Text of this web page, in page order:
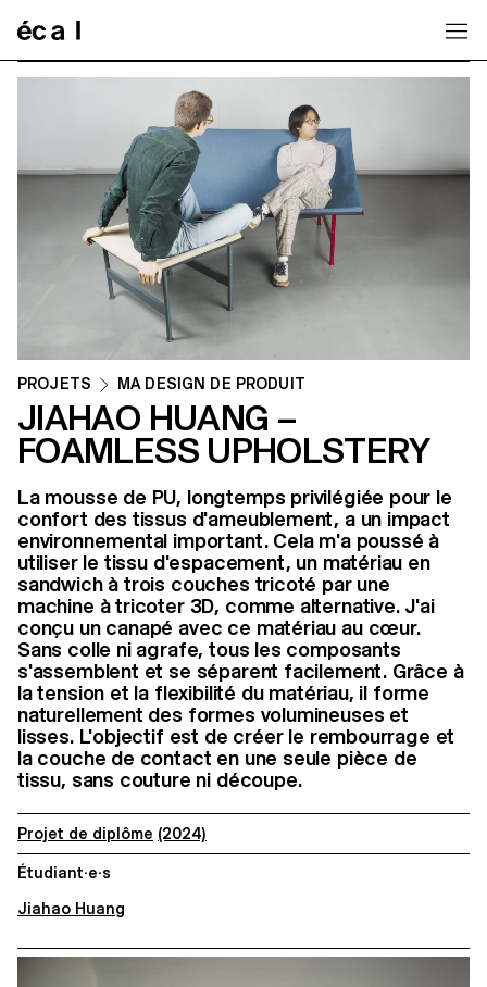
PROJETS MA DESIGN DE PRODUIT
JIAHAO HUANG –
FOAMLESS UPHOLSTERY
La mousse de PU, longtemps privilégiée pour le
confort des tissus d'ameublement, a un impact
environnemental important. Cela m'a poussé à
utiliser le tissu d'espacement, un matériau en
sandwich à trois couches tricoté par une
machine à tricoter 3D, comme alternative. J'ai
conçu un canapé avec ce matériau au cœur.
Sans colle ni agrafe, tous les composants
s'assemblent et se séparent facilement. Grâce à
la tension et la flexibilité du matériau, il forme
naturellement des formes volumineuses et
lisses. L'objectif est de créer le rembourrage et
la couche de contact en une seule pièce de
tissu, sans couture ni découpe.
Projet de diplôme (2024)
Étudiant·e·s
Jiahao Huang